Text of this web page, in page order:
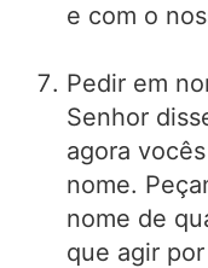
e com o
Pedir em
Senhor
agora
nome.
nome de
que agir